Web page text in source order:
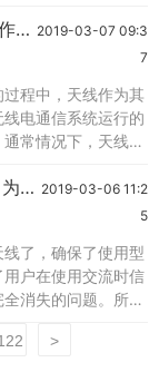
于当下潮流的wifi
的问题，受到了广大
盟(wi-fialliance)所
2019-03-07 09:3
7
程中，天线作为其
电通信系统运行的
常情况下，天线功
的作用。因此在无
中，对天线的选择和
泛应用，这不仅有
人们的生活带来了
2019-03-06 11:2
5
了，确保了使用型
户在使用交流时信
消失的问题。所以
技领先的地方，生
>